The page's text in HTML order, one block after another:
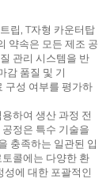
립, T자형 카운터탑
약속은 모든 제조 공
관리 시스템을 반
감 품질 및 기
성 여부를 평가하
하여 생산 과정 전
정은 특수 기술을
충족하는 일관된 입
콜에는 다양한 환
성에 대한 포괄적인